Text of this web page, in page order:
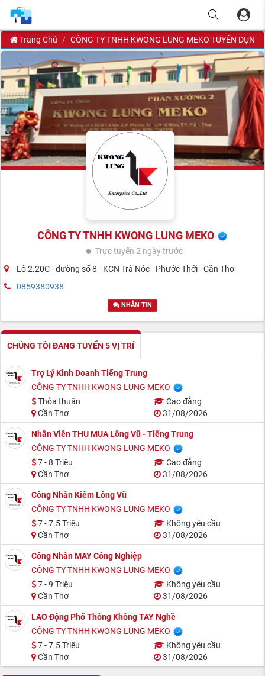
Trang Chủ CÔNG TY TNHH KWONG LUNG MEKO TUYỂN DỤNG
CÔNG TY TNHH KWONG LUNG MEKO
Trực tuyến 2 ngày trước
Lô 2.20C - đường số 8 - KCN Trà Nóc - Phước Thới - Cần Thơ
0859380938
NHẮN TIN
CHÚNG TÔI ĐANG TUYỂN 5 VỊ TRÍ
Trợ Lý Kinh Doanh Tiếng Trung
CÔNG TY TNHH KWONG LUNG MEKO
Thỏa thuận
Cao đẳng
Cần Thơ
31/08/2026
Nhân Viên THU MUA Lông Vũ - Tiếng Trung
CÔNG TY TNHH KWONG LUNG MEKO
7 - 8 Triệu
Cao đẳng
Cần Thơ
31/08/2026
Công Nhân Kiểm Lông Vũ
CÔNG TY TNHH KWONG LUNG MEKO
7 - 7.5 Triệu
Không yêu cầu
Cần Thơ
31/08/2026
Công Nhân MAY Công Nghiệp
CÔNG TY TNHH KWONG LUNG MEKO
7 - 9 Triệu
Không yêu cầu
Cần Thơ
31/08/2026
LAO Động Phổ Thông Không TAY Nghề
CÔNG TY TNHH KWONG LUNG MEKO
7 - 7.5 Triệu
Không yêu cầu
Cần Thơ
31/08/2026